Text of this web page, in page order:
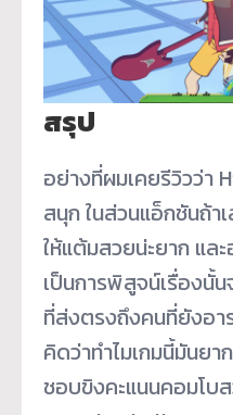
สรุป
อย่างที่ผมเคยรีวิวว่า
สนุก ในส่วนแอ็กชันถ้า
ให้แต้มสวยน่ะยาก แล
เป็นการพิสูจน์เรื่องนั้
ที่ส่งตรงถึงคนที่ยังอ
คิดว่าทำไมเกมนี้มันย
ชอบขิงคะแนนคอมโบ